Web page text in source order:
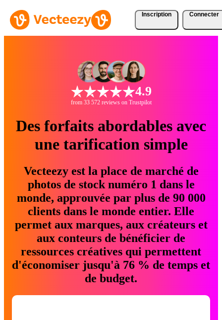
Inscription Connecter
4.9
from 33 572 reviews on Trustpilot
Des forfaits abordables avec
une tarification simple
Vecteezy est la place de marché de
photos de stock numéro 1 dans le
monde, approuvée par plus de 90 000
clients dans le monde entier. Elle
permet aux marques, aux créateurs et
aux conteurs de bénéficier de
ressources créatives qui permettent
d'économiser jusqu'à 76 % de temps et
de budget.